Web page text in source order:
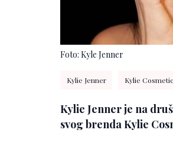
Foto: Kyle Jenner
Kylie Jenner Kylie
Kylie Jenner je na
svog brenda Kylie